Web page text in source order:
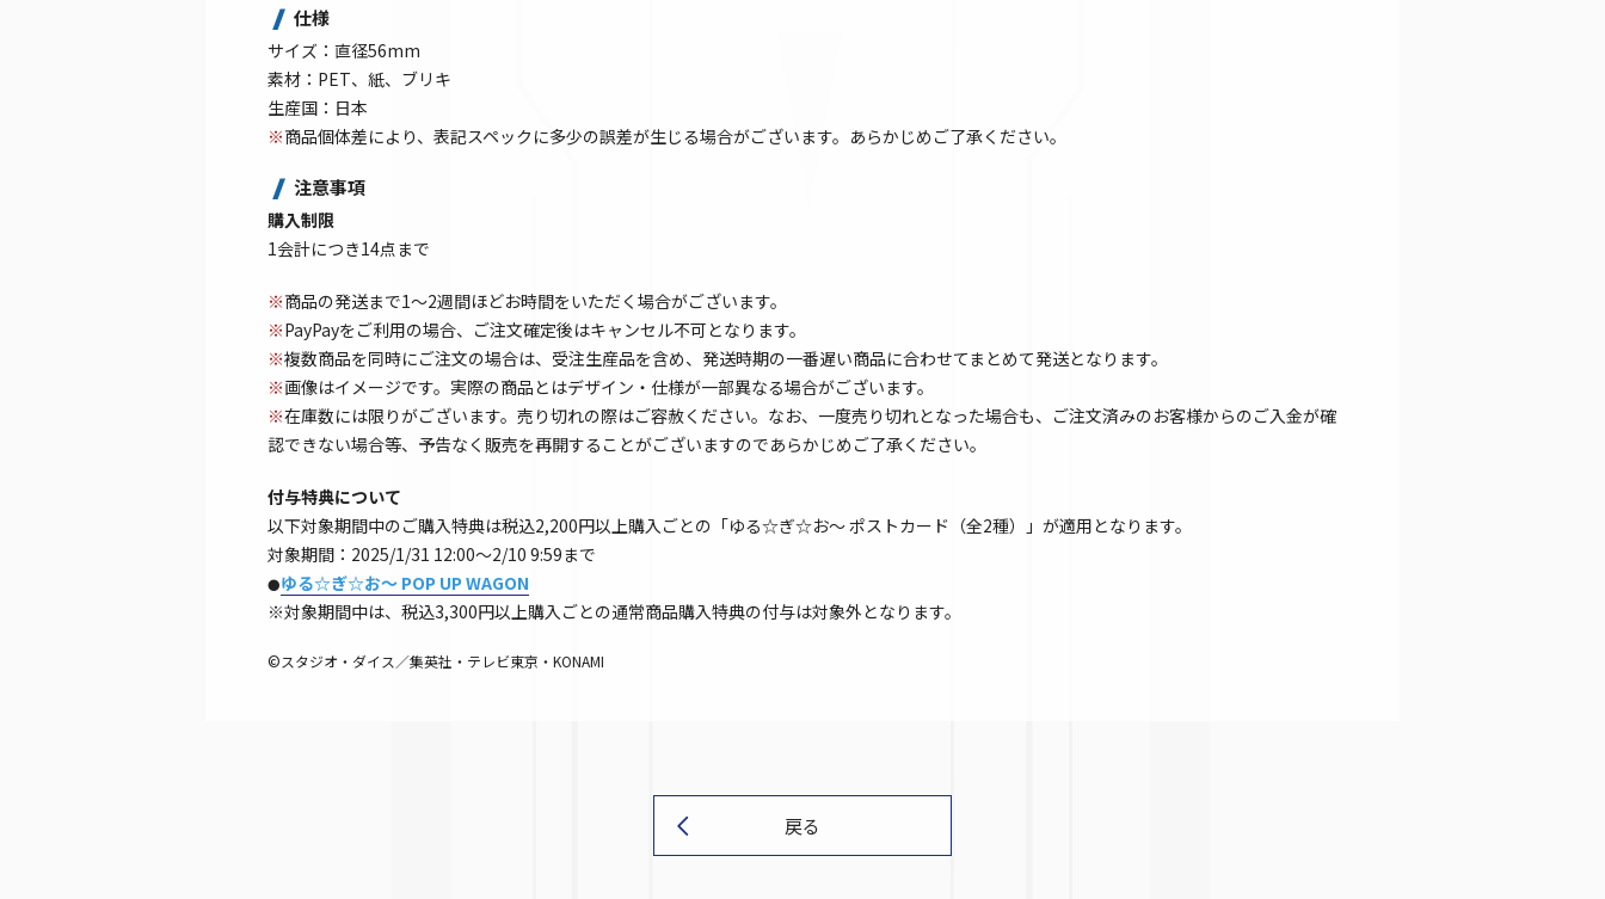
仕様
サイズ：直径56mm
素材：PET、紙、ブリキ
生産国：日本
※商品個体差により、表記スペックに多少の誤差が生じる場合がございます。あらかじめご了承ください。
注意事項
購入制限
1会計につき14点まで
※商品の発送まで1～2週間ほどお時間をいただく場合がございます。
※PayPayをご利用の場合、ご注文確定後はキャンセル不可となります。
※複数商品を同時にご注文の場合は、受注生産品を含め、発送時期の一番遅い商品に合わせてまとめて発送となります。
※画像はイメージです。実際の商品とはデザイン・仕様が一部異なる場合がございます。
※在庫数には限りがございます。売り切れの際はご容赦ください。なお、一度売り切れとなった場合も、ご注文済みのお客様からのご入金が確
認できない場合等、予告なく販売を再開することがございますのであらかじめご了承ください。
付与特典について
以下対象期間中のご購入特典は税込2,200円以上購入ごとの「ゆる☆ぎ☆お～ ポストカード（全2種）」が適用となります。
対象期間：2025/1/31 12:00～2/10 9:59まで
●ゆる☆ぎ☆お～ POP UP WAGON
※対象期間中は、税込3,300円以上購入ごとの通常商品購入特典の付与は対象外となります。
©スタジオ・ダイス／集英社・テレビ東京・KONAMI
戻る